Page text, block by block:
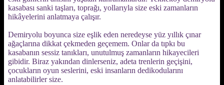
kasabası sanki taşları, toprağı, yollarıyla size eski zamanların
hikâyelerini anlatmaya çalışır.
Demiryolu boyunca size eşlik eden neredeyse yüz yıllık çınar
ağaçlarına dikkat çekmeden geçemem. Onlar da tıpkı bu
kasabanın sessiz tanıkları, unutulmuş zamanların hikayecileri
gibidir. Biraz yakından dinlerseniz, adeta trenlerin geçişini,
çocukların oyun seslerini, eski insanların dedikodularını
anlatabilirler size.